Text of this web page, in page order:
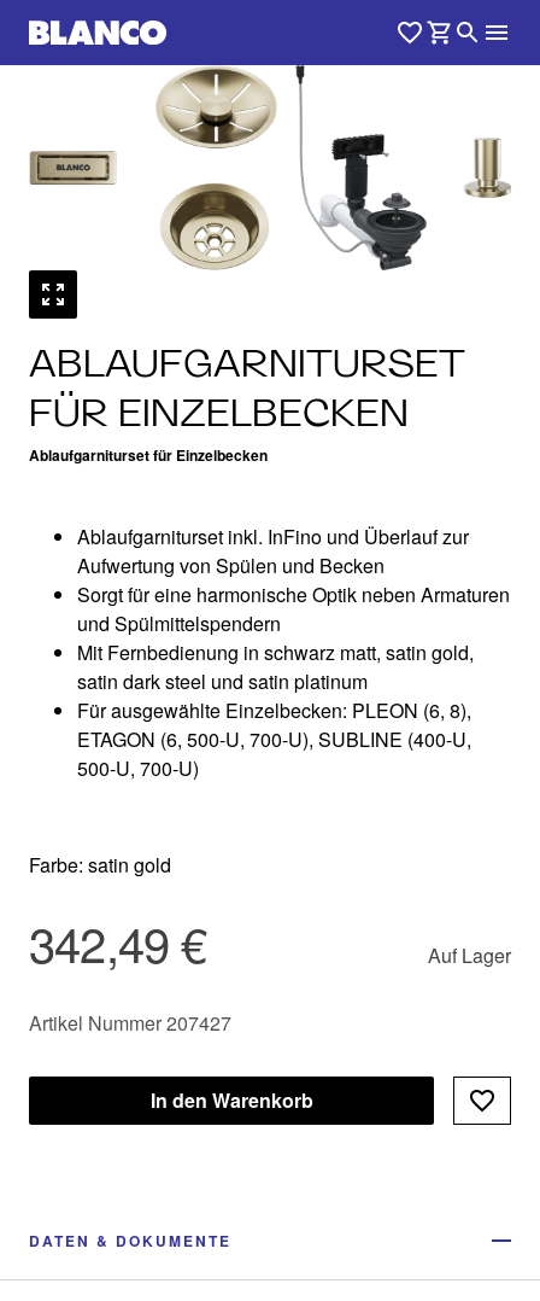
ABLAUFGARNITURSET
FÜR EINZELBECKEN
Ablaufgarniturset für Einzelbecken
Ablaufgarniturset inkl. InFino und Überlauf zur
Aufwertung von Spülen und Becken
Sorgt für eine harmonische Optik neben Armaturen
und Spülmittelspendern
Mit Fernbedienung in schwarz matt, satin gold,
satin dark steel und satin platinum
Für ausgewählte Einzelbecken: PLEON (6, 8)​,
ETAGON (6, 500-U, 700-U)​, SUBLINE (400-U,
500-U, 700-U)​
Farbe: satin gold
342,49 € Auf Lager
Artikel Nummer 207427
In den Warenkorb
DATEN & DOKUMENTE